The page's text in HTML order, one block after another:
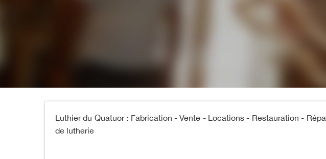
Luthier du Quatuor : Fabrication - Vente - Locations - Restauration -
de lutherie